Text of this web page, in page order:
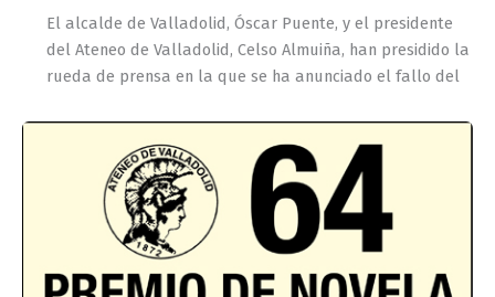
El alcalde de Valladolid, Óscar Puente, y el presidente
del Ateneo de Valladolid, Celso Almuiña, han presidido la
rueda de prensa en la que se ha anunciado el fallo del